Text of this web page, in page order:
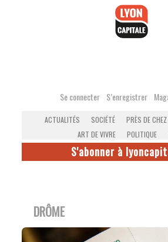
Se connecter S’enregistrer
ACTUALITÉS SOCIÉTÉ PRÈS DE
ART DE VIVRE
POLITIQUE
S'abonner à
DRÔME